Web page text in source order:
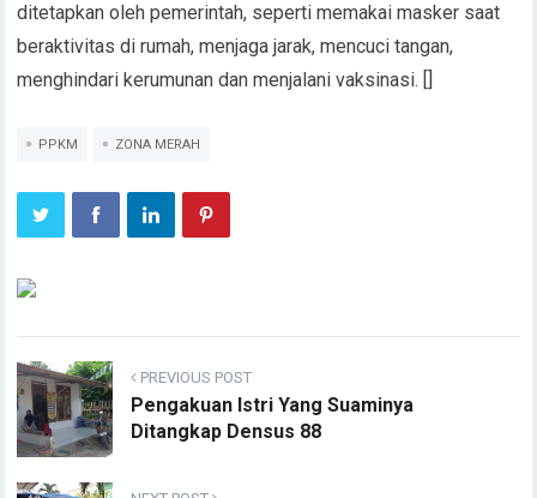
ditetapkan oleh pemerintah, seperti memakai masker saat
beraktivitas di rumah, menjaga jarak, mencuci tangan,
menghindari kerumunan dan menjalani vaksinasi. []
PPKM ZONA MERAH
PREVIOUS POST
Pengakuan Istri Yang Suaminya
Ditangkap Densus 88